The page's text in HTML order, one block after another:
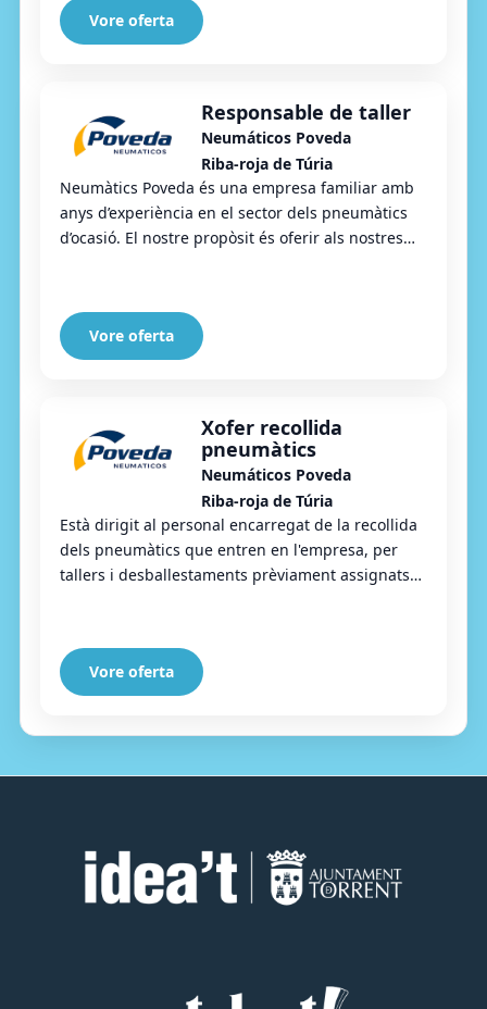
Vore oferta
Responsable de taller
Neumáticos Poveda
Riba-roja de Túria
Neumàtics Poveda és una empresa familiar amb
anys d’experiència en el sector dels pneumàtics
d’ocasió. El nostre propòsit és oferir als nostres
Vore oferta
Xofer recollida
pneumàtics
Neumáticos Poveda
Riba-roja de Túria
Està dirigit al personal encarregat de la recollida
dels pneumàtics que entren en l'empresa, per
tallers i desballestaments prèviament assignats
Vore oferta